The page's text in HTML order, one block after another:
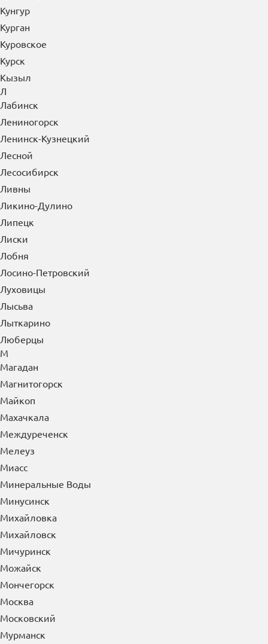
Кунгур
Курган
Куровское
Курск
Кызыл
Л
Лабинск
Лениногорск
Ленинск-Кузнецкий
Лесной
Лесосибирск
Ливны
Ликино-Дулино
Липецк
Лиски
Лобня
Лосино-Петровский
Луховицы
Лысьва
Лыткарино
Люберцы
М
Магадан
Магнитогорск
Майкоп
Махачкала
Междуреченск
Мелеуз
Миасс
Минеральные Воды
Минусинск
Михайловка
Михайловск
Мичуринск
Можайск
Мончегорск
Москва
Московский
Мурманск